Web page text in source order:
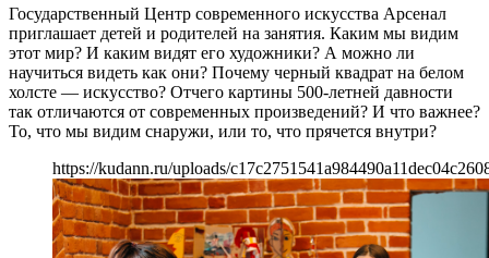
Государственный Центр современного искусства Арсенал
приглашает детей и родителей на занятия. Каким мы видим
этот мир? И каким видят его художники? А можно ли
научиться видеть как они? Почему черный квадрат на белом
холсте — искусство? Отчего картины 500-летней давности
так отличаются от современных произведений? И что важнее?
То, что мы видим снаружи, или то, что прячется внутри?
https://kudann.ru/uploads/